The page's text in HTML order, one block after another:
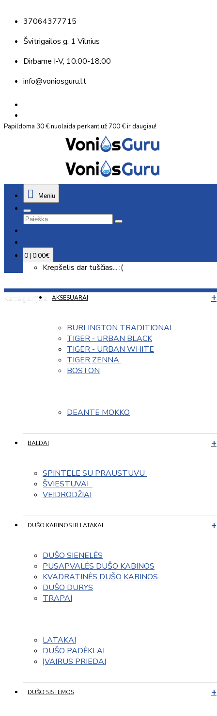
37064377715
Švitrigailos g. 1 Vilnius
Dirbame I-V, 10:00-18:00
info@voniosguru.lt
Papildoma 30 € nuolaida perkant už 700 € ir daugiau!
Meniu
0 | 0,00€
Krepšelis dar tuščias... :(
Kategorijos AKSESUARAI
BURLINGTON TRADITIONAL
TIGER - URBAN BLACK
TIGER - URBAN WHITE
TIGER ZENNA
BOSTON
DEANTE MOKKO
BALDAI
SPINTELE SU PRAUSTUVU
ŠVIESTUVAI
VEIDRODŽIAI
DUŠO KABINOS IR LATAKAI
DUŠO SIENELĖS
PUSAPVALĖS DUŠO KABINOS
KVADRATINĖS DUŠO KABINOS
DUŠO DURYS
TRAPAI
LATAKAI
DUŠO PADĖKLAI
ĮVAIRUS PRIEDAI
DUŠO SISTEMOS